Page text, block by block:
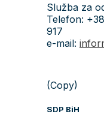
Služba za
Telefon:
917
e-mail:
(Copy)
SDP BiH